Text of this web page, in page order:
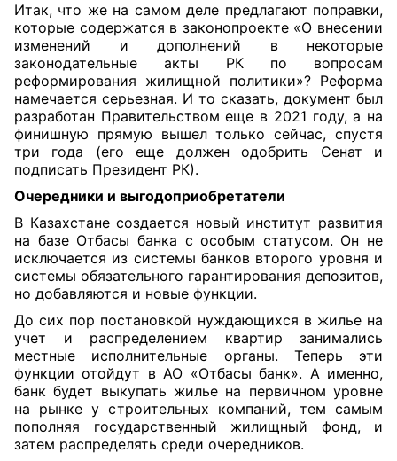
Итак, что же на самом деле предлагают поправки,
которые содержатся в законопроекте «О внесении
изменений и дополнений в некоторые
законодательные акты РК по вопросам
реформирования жилищной политики»? Реформа
намечается серьезная. И то сказать, документ был
разработан Правительством еще в 2021 году, а на
финишную прямую вышел только сейчас, спустя
три года (его еще должен одобрить Сенат и
подписать Президент РК).
Очередники и выгодоприобретатели
В Казахстане создается новый институт развития
на базе Отбасы банка с особым статусом. Он не
исключается из системы банков второго уровня и
системы обязательного гарантирования депозитов,
но добавляются и новые функции.
До сих пор постановкой нуждающихся в жилье на
учет и распределением квартир занимались
местные исполнительные органы. Теперь эти
функции отойдут в АО «Отбасы банк». А именно,
банк будет выкупать жилье на первичном уровне
на рынке у строительных компаний, тем самым
пополняя государственный жилищный фонд, и
затем распределять среди очередников.